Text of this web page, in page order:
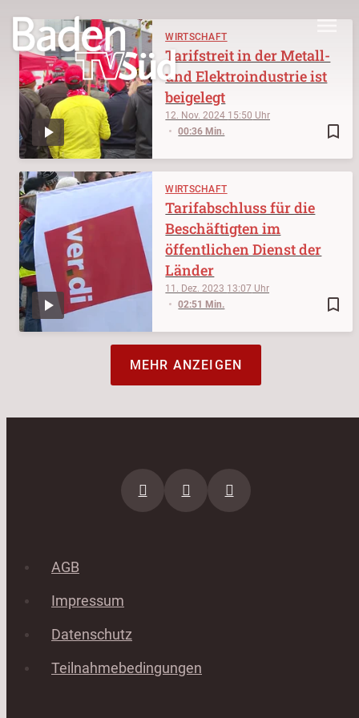
menu
WIRTSCHAFT
bookmark_border
12. Nov. 2024 15:50
00:36 Min.
Tarifstreit in der Metall-
und Elektroindustrie ist
beigelegt
WIRTSCHAFT
bookmark_border
11. Dez. 2023 13:07
02:51 Min.
Tarifabschluss für die
Beschäftigten im
öffentlichen Dienst der
Länder
MEHR ANZEIGEN
AGB
Impressum
Datenschutz
Teilnahmebedingungen